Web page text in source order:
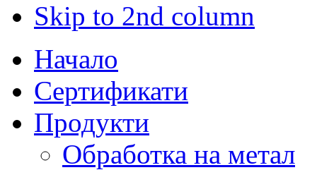
Skip to 2nd column
Начало
Сертификати
Продукти
Обработка на метал